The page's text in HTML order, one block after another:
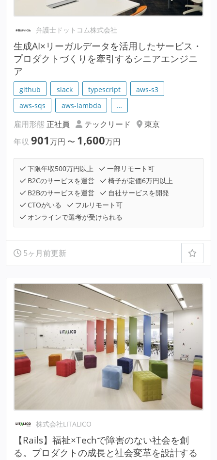
弁護士ドットコム株式会社
生成AI×リーガルデータを活用したサービス・
プロダクトづくりを牽引するシニアエンジニ
ア
github slack typescript
aws-s3
aws-sqs
aws-lambda …
雇用形態 正社員 テックリード
東京
年収 901万円 〜 1,600万円
下限年収500万円以上
一部リモート可
B2Cのサービスを運営
椅子が定価6万円以上
B2Bのサービスを運営
自社サービスを開発
CTOがいる
フルリモート可
オンラインで選考が受けられる
5ヶ月前更新
株式会社LITALICO
【Rails】福祉×Techで障害のない社会を創
る。プロダクトの成長と社会変革を設計する